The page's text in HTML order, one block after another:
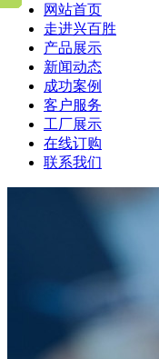
网站首页
走进兴百胜
产品展示
新闻动态
成功案例
客户服务
工厂展示
在线订购
联系我们